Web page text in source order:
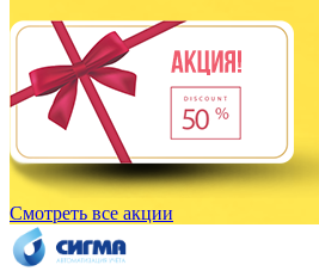
Смотреть все акции